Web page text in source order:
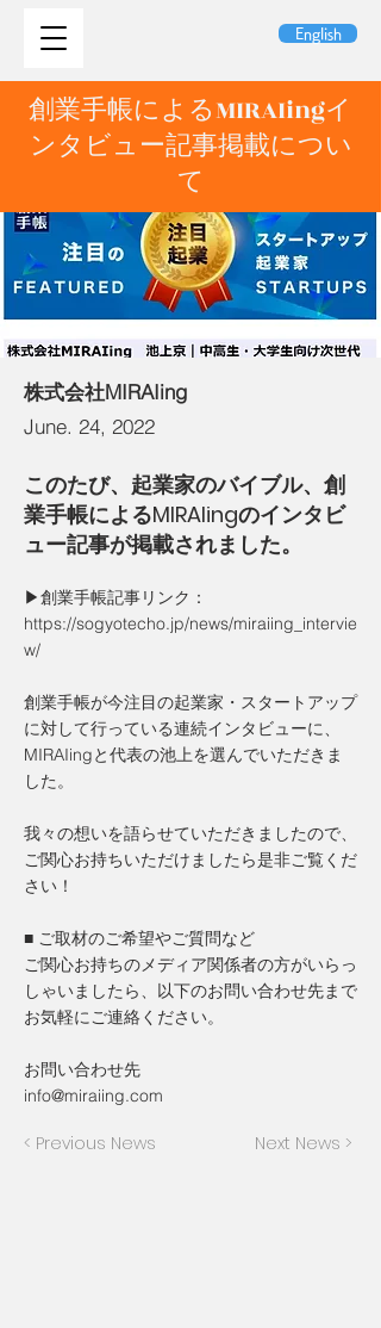
English
創業手帳によるMIRAIingイ
ンタビュー記事掲載につい
て
株式会社MIRAIing
June. 24, 2022
このたび、起業家のバイブル、創
業手帳によるMIRAIingのインタビ
ュー記事が掲載されました。
▶創業手帳記事リンク：
https://sogyotecho.jp/news/miraiing_intervie
w/
創業手帳が今注目の起業家・スタートアップ
に対して行っている連続インタビューに、
MIRAIingと代表の池上を選んでいただきま
した。
我々の想いを語らせていただきましたので、
ご関心お持ちいただけましたら是非ご覧くだ
さい！
■ ご取材のご希望やご質問など
ご関心お持ちのメディア関係者の方がいらっ
しゃいましたら、以下のお問い合わせ先まで
お気軽にご連絡ください。
お問い合わせ先
info@miraiing.com
< Previous News Next News >